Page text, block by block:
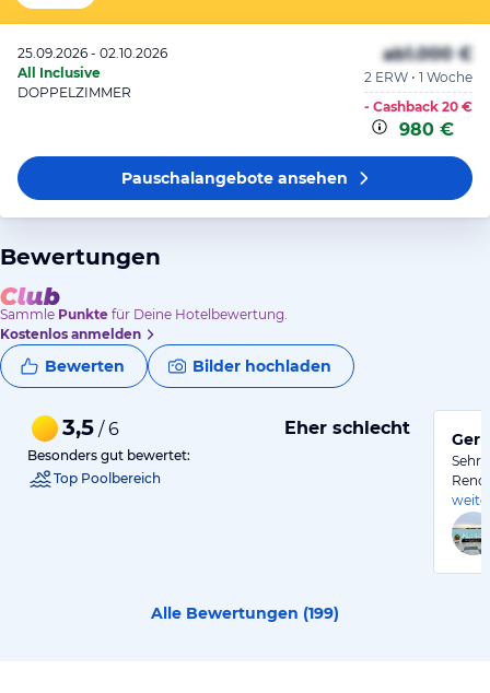
25.09.2026 - 02.10.2026
All Inclusive
DOPPELZIMMER
ab1.000 €
2 ERW • 1 Woche
- Cashback 20 €
980 €
Pauschalangeboteansehen
Bewertungen
Sammle Punkte für Deine Hotelbewertung.
Kostenlos anmelden
Bewerten Bilder hochladen
3,5 / 6 Eher schlecht
Besonders gut bewertet:
Top Poolbereich
Sehr
Alle Bewertungen (199)